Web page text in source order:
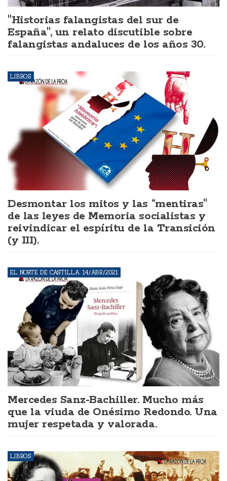
"Historias falangistas del sur de
España", un relato discutible sobre
falangistas andaluces de los años 30.
LIBROS
Desmontar los mitos y las “mentiras"
de las leyes de Memoria socialistas y
reivindicar el espíritu de la Transición
(y III).
EL NORTE DE CASTILLA. 14/ABR/2021
Mercedes Sanz-Bachiller. Mucho más
que la viuda de Onésimo Redondo. Una
mujer respetada y valorada.
LIBROS